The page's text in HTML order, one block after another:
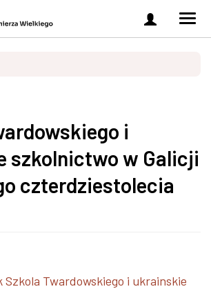
Zaloguj
się
i
szkolnictwo w Galicji
czterdziestolecia
Szkola Twardowskiego i ukrainskie